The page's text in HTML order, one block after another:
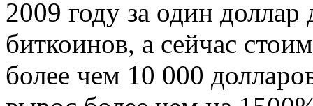
2009 году за один
биткоинов, а сейчас
более чем 10 000